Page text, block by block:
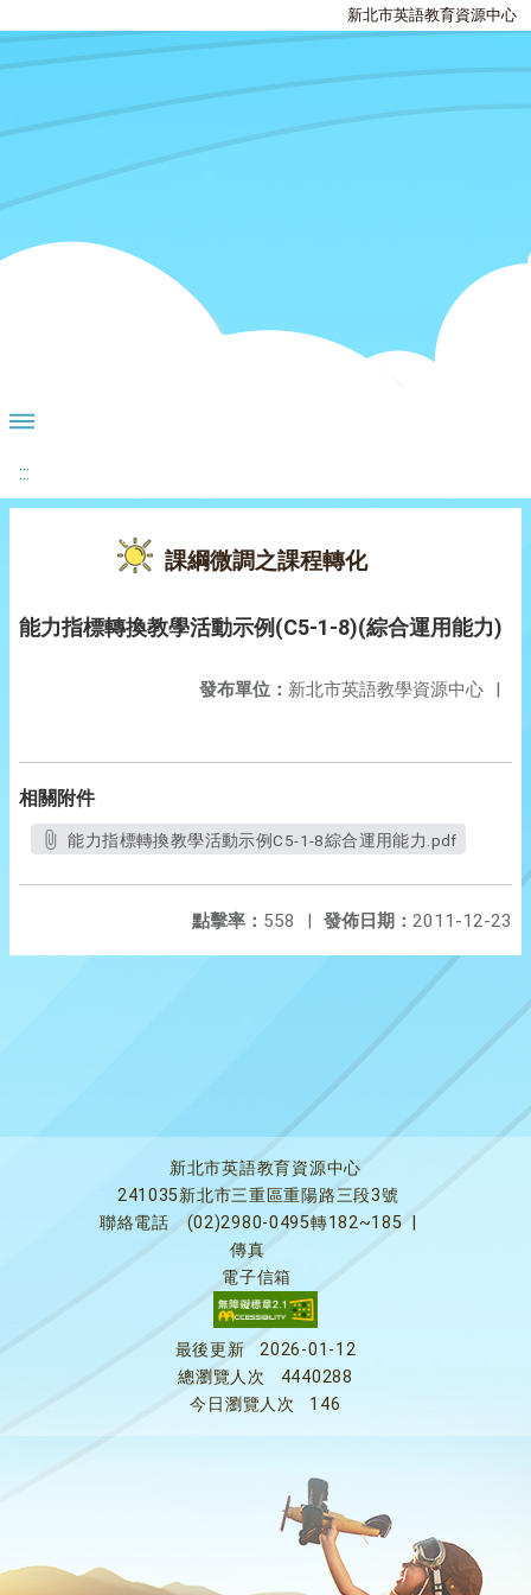
新北市英語教育資源中心
:::
課綱微調之課程轉化
能力指標轉換教學活動示例(C5-1-8)(綜合運用能力)
發布單位： 新北市英語教學資源中心 |
相關附件
能力指標轉換教學活動示例C5-1-8綜合運用能力.pdf
發佈日期： 2011-12-23
點擊率： 558 |
新北市英語教育資源中心
241035新北市三重區重陽路三段3號
聯絡電話
(02)2980-0495轉182~185
傳真
電子信箱
最後更新
2026-01-12
總瀏覽人次
4440288
今日瀏覽人次
146